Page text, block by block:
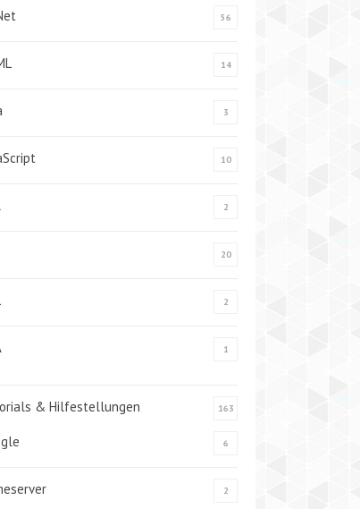
56
14
3
10
2
20
2
1
& Hilfestellungen 163
6
2